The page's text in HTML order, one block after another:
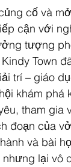
cố và
cận với
tượng
Town
trí – giáo
khám phá
tham gia
của
và bài
lại